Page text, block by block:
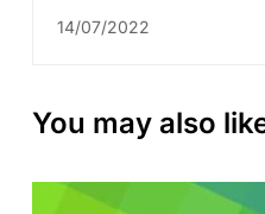
UIN Antasari di 2022
14/07/2022
You may also